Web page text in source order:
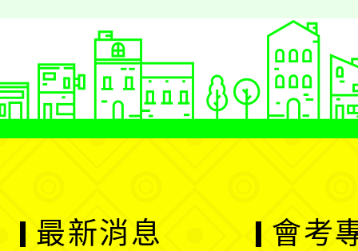
王韻晴807官
802張芷齊、呂
最新消息 會考